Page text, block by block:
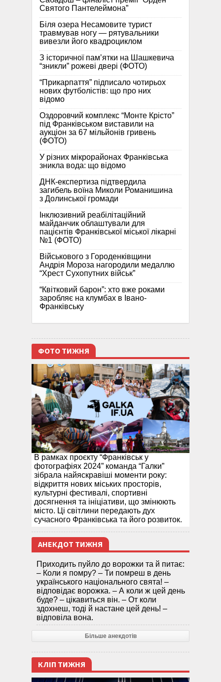
Святого Пантелеймона”
Біля озера Несамовите турист
травмував ногу — рятувальники
вивезли його квадроциклом
З історичної памʼятки на Шашкевича
“зникли” рожеві двері (ФОТО)
“Прикарпаття” підписало чотирьох
нових футболістів: що про них
відомо
Оздоровчий комплекс “Монте Крісто”
під Франківськом виставили на
аукціон за 67 мільйонів гривень
(ФОТО)
У різних мікрорайонах Франківська
зникла вода: що відомо
ДНК-експертиза підтвердила
загибель воїна Миколи Романишина
з Долинської громади
Інклюзивний реабілітаційний
майданчик облаштували для
пацієнтів Франківської міської лікарні
№1 (ФОТО)
Військового з Городенківщини
Андрія Мороза нагородили медаллю
“Хрест Сухопутних військ”
“Квітковий барон”: хто вже роками
заробляє на клумбах в Івано-
Франківську
ФОТО ТИЖНЯ
В рамках проєкту “Франківськ у
фотографіях 2024” команда “Галки”
зібрала найяскравіші моменти року:
відкриття нових міських просторів,
культурні фестивалі, спортивні
досягнення та ініціативи, що змінюють
місто. Ці світлини передають дух
сучасного Франківська та його розвиток.
АНЕКДОТ ТИЖНЯ
Приходить пуйло до ворожки та й питає:
– Коли я помру? – Ти помреш в день
українського національного свята! –
відповідає ворожка. – А коли ж цей день
буде? – цікавиться він. – От коли
здохнеш, тоді й настане цей день! –
відповіла вона.
Більше анекдотів
КЛІП ТИЖНЯ